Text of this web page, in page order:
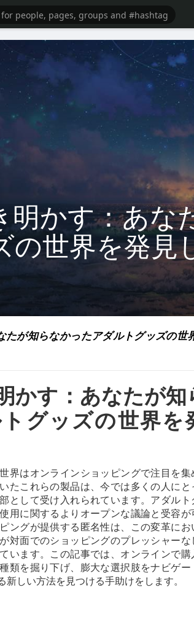
明かす：あな
の世界を発見
たが知らなかったアダルトグッズの世
かす：あなたが知
グッズの世界を
界はオンラインショッピングで注目を集
たこれらの製品は、今では多くの人にと
として受け入れられています。アダルト
用に関するよりオープンな議論と受容が
ングが提供する匿名性は、この変革に
対面でのショッピングのプレッシャーな
います。この記事では、オンラインで購
類を掘り下げ、膨大な選択肢をナビゲー
しい方法を見つける手助けをします。